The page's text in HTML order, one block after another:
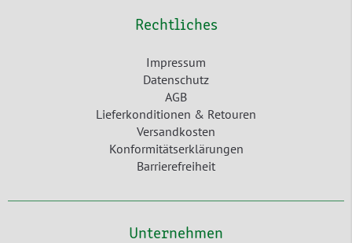
Rechtliches
Impressum
Datenschutz
AGB
Lieferkonditionen & Retouren
Versandkosten
Konformitätserklärungen
Barrierefreiheit
Unternehmen